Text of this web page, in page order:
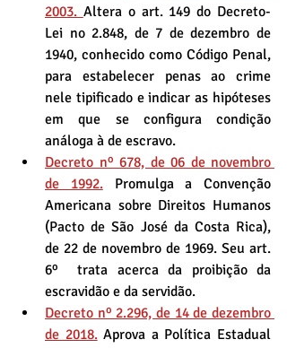
2003. Altera o art. 149 do Decreto-
Lei no 2.848, de 7 de dezembro de
1940, conhecido como Código Penal,
para estabelecer penas ao crime
nele tipificado e indicar as hipóteses
em que se configura condição
análoga à de escravo.
Decreto nº 678, de 06 de novembro
de 1992. Promulga a Convenção
Americana sobre Direitos Humanos
(Pacto de São José da Costa Rica),
de 22 de novembro de 1969. Seu art.
6º  trata acerca da proibição da
escravidão e da servidão.
Decreto nº 2.296, de 14 de dezembro
de 2018. Aprova a Política Estadual